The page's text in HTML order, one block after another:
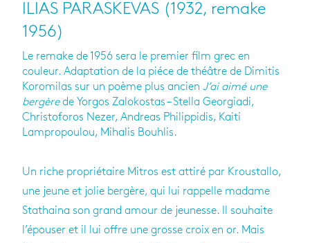
ILIAS PARASKEVAS (1932, remake
1956)
Le remake de 1956 sera le premier film grec en
couleur. Adaptation de la piéce de théâtre de Dimitis
Koromilas sur un poème plus ancien J’ai aimé une
bergèrede Yorgos Zalokostas – Stella Georgiadi,
Christoforos Nezer, Andreas Philippidis, Kaiti
Lampropoulou, Mihalis Bouhlis.
Un riche pro­prié­taire Mitros est attiré par Krous­tallo,
une jeune et jolie ber­gère, qui lui rap­pelle madame
Sta­thaina son grand amour de jeu­nesse. Il sou­haite
l’épou­ser et il lui offre une grosse croix en or. Mais